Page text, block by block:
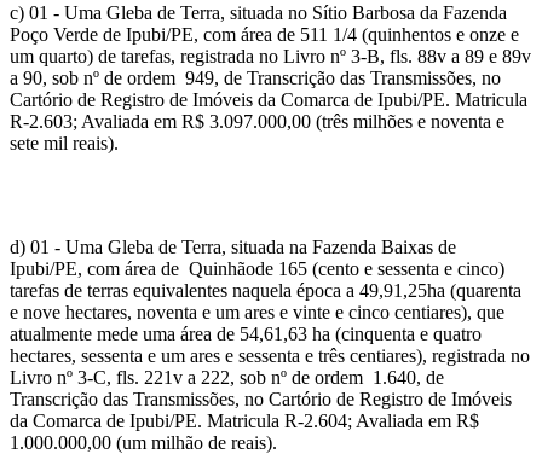
c) 01 - Uma Gleba de Terra, situada no Sítio Barbosa da Fazenda
Poço Verde de Ipubi/PE, com área de 511 1/4 (quinhentos e onze e
um quarto) de tarefas, registrada no Livro nº 3-B, fls. 88v a 89 e 89v
a 90, sob nº de ordem 949, de Transcrição das Transmissões, no
Cartório de Registro de Imóveis da Comarca de Ipubi/PE. Matricula
R-2.603; Avaliada em R$ 3.097.000,00 (três milhões e noventa e
sete mil reais).
d) 01 - Uma Gleba de Terra, situada na Fazenda Baixas de
Ipubi/PE, com área de Quinhãode 165 (cento e sessenta e cinco)
tarefas de terras equivalentes naquela época a 49,91,25ha (quarenta
e nove hectares, noventa e um ares e vinte e cinco centiares), que
atualmente mede uma área de 54,61,63 ha (cinquenta e quatro
hectares, sessenta e um ares e sessenta e três centiares), registrada no
Livro nº 3-C, fls. 221v a 222, sob nº de ordem 1.640, de
Transcrição das Transmissões, no Cartório de Registro de Imóveis
da Comarca de Ipubi/PE. Matricula R-2.604; Avaliada em R$
1.000.000,00 (um milhão de reais).